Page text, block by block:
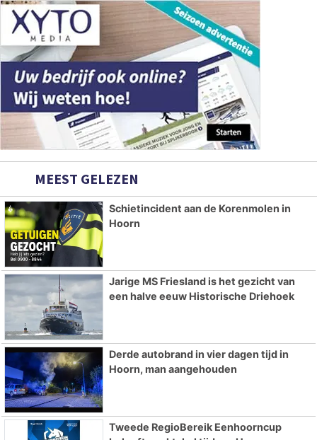
MEEST GELEZEN
Schietincident aan de Korenmolen in
Hoorn
Jarige MS Friesland is het gezicht van
een halve eeuw Historische Driehoek
Derde autobrand in vier dagen tijd in
Hoorn, man aangehouden
Tweede RegioBereik Eenhoorncup